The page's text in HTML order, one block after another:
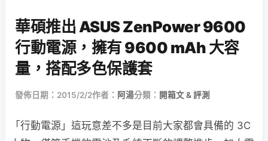
華碩推出 ASUS ZenPower 9600
行動電源，擁有 9600 mAh 大容
量，搭配多色保護套
發佈日期：2015/2/2作者： 阿湯分類： 開箱文 & 評測
「行動電源」這玩意差不多是目前大家都會具備的 3C